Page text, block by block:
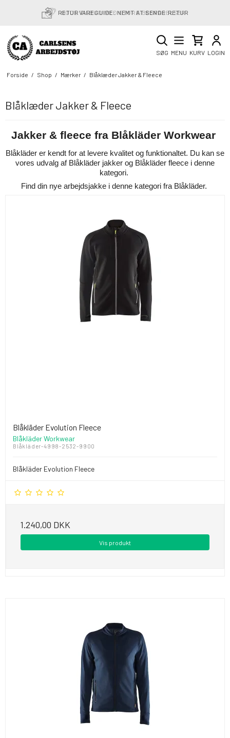
RETURVAREGUIDE: NEMT AT SENDE RETUR
SØG MENU KURV LOGIN
Forside / Shop / Mærker / Blåklæder Jakker & Fleece
Blåklæder Jakker & Fleece
Jakker & fleece fra Blåkläder Workwear
Blåkläder er kendt for at levere kvalitet og funktionaltet. Du kan se
vores udvalg af Blåkläder jakker og Blåkläder fleece i denne
kategori.
Find din nye arbejdsjakke i denne kategori fra Blåkläder.
Blåkläder Evolution Fleece
Blåkläder Workwear
Blåkläder-4998-2532-9900
Blåkläder Evolution Fleece
1.240,00 DKK
Vis produkt